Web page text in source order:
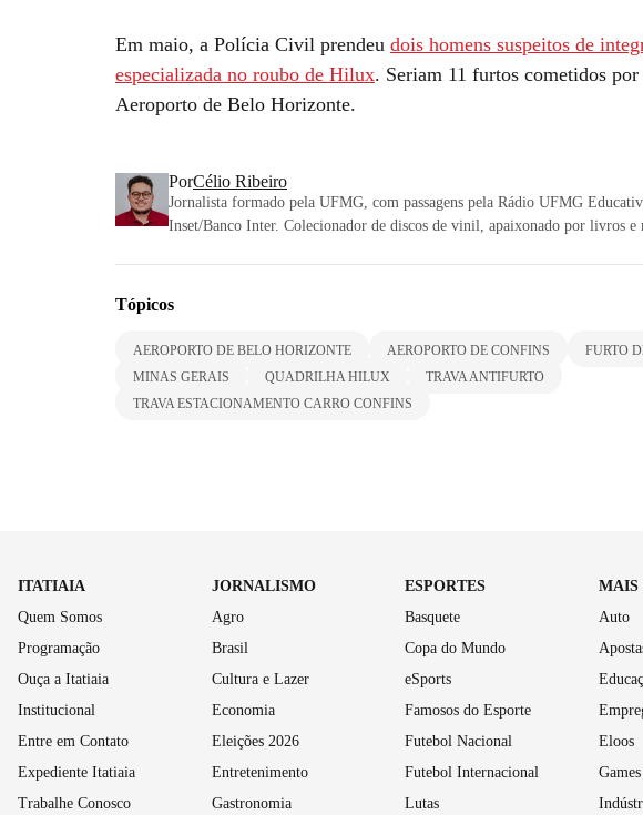
Em maio, a Polícia Civil prendeu dois homens suspeitos de
especializada no roubo de Hilux. Seriam 11 furtos cometidos por
Aeroporto de Belo Horizonte.
PorCélio Ribeiro
Jornalista formado pela UFMG, com passagens pela Rádio UFMG
Inset/Banco Inter. Colecionador de discos de vinil, apaixonado por livros e
Tópicos
AEROPORTO DE BELO HORIZONTE AEROPORTO DE CONFINS
FURTO
MINAS GERAIS
QUADRILHA HILUX
TRAVA ANTIFURTO
TRAVA ESTACIONAMENTO CARRO CONFINS
ITATIAIA
Quem Somos
Programação
Ouça a Itatiaia
Institucional
Entre em Contato
Expediente Itatiaia
Trabalhe Conosco
JORNALISMO
Agro
Brasil
Cultura e Lazer
Economia
Eleições 2026
Entretenimento
Gastronomia
ESPORTES
Basquete
Copa do Mundo
eSports
Famosos do Esporte
Futebol Nacional
Futebol Internacional
Lutas
MAIS
Auto
Eloos
Games